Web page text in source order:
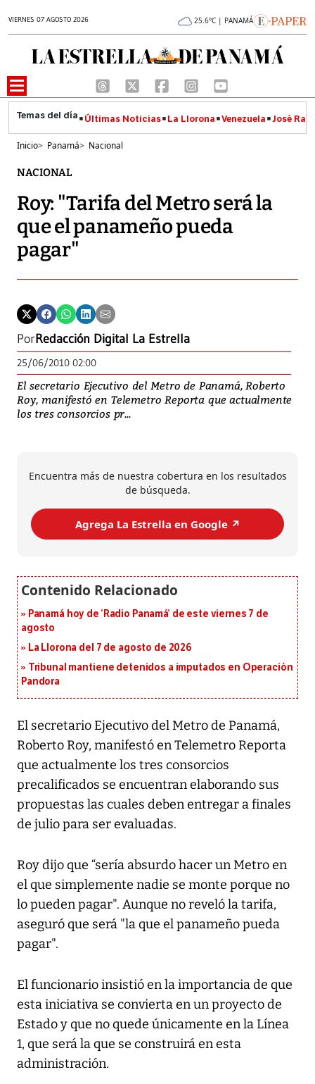
VIERNES 07 AGOSTO 2026 25.6°C | PANAMÁ
Últimas Noticias La Llorona Venezuela José
Inicio> Panamá> Nacional
NACIONAL
Roy: "Tarifa del Metro será la
que el panameño pueda
pagar"
PorRedacción Digital La Estrella
25/06/2010 02:00
El secretario Ejecutivo del Metro de Panamá, Roberto
Roy, manifestó en Telemetro Reporta que actualmente
los tres consorcios pr...
Encuentra más de nuestra cobertura en los resultados
de búsqueda.
Agrega La Estrella en Google ↗️
Panamá hoy de ‘Radio Panamá’ de este viernes 7 de
agosto
La Llorona del 7 de agosto de 2026
Tribunal mantiene detenidos a imputados en Operación
Pandora
El secretario Ejecutivo del Metro de Panamá,
Roberto Roy, manifestó en Telemetro Reporta
que actualmente los tres consorcios
precalificados se encuentran elaborando sus
propuestas las cuales deben entregar a finales
de julio para ser evaluadas.
Roy dijo que “sería absurdo hacer un Metro en
el que simplemente nadie se monte porque no
lo pueden pagar". Aunque no reveló la tarifa,
aseguró que será "la que el panameño pueda
pagar".
El funcionario insistió en la importancia de que
esta iniciativa se convierta en un proyecto de
Estado y que no quede únicamente en la Línea
1, que será la que se construirá en esta
administración.